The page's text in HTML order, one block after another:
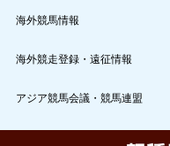
海外競馬情報
海外競走登録・遠征情報
アジア競馬会議・競馬連盟